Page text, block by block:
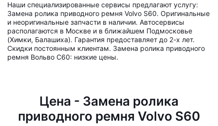
Наши специализированные сервисы предлагают услугу:
Замена ролика приводного ремня Volvo S60. Оригинальные
и неоригинальные запчасти в наличии. Автосервисы
располагаются в Москве и в ближайшем Подмосковье
(Химки, Балашиха). Гарантия предоставляет до 2-х лет.
Скидки постоянным клиентам. Замена ролика приводного
ремня Вольво С60: низкие цены.
Цена - Замена ролика
приводного ремня Volvo S60